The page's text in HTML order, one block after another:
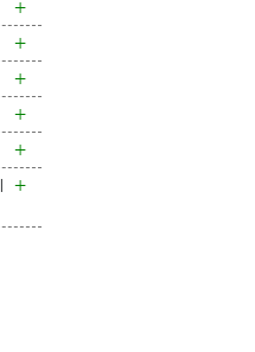
+
+
+
+
+
+